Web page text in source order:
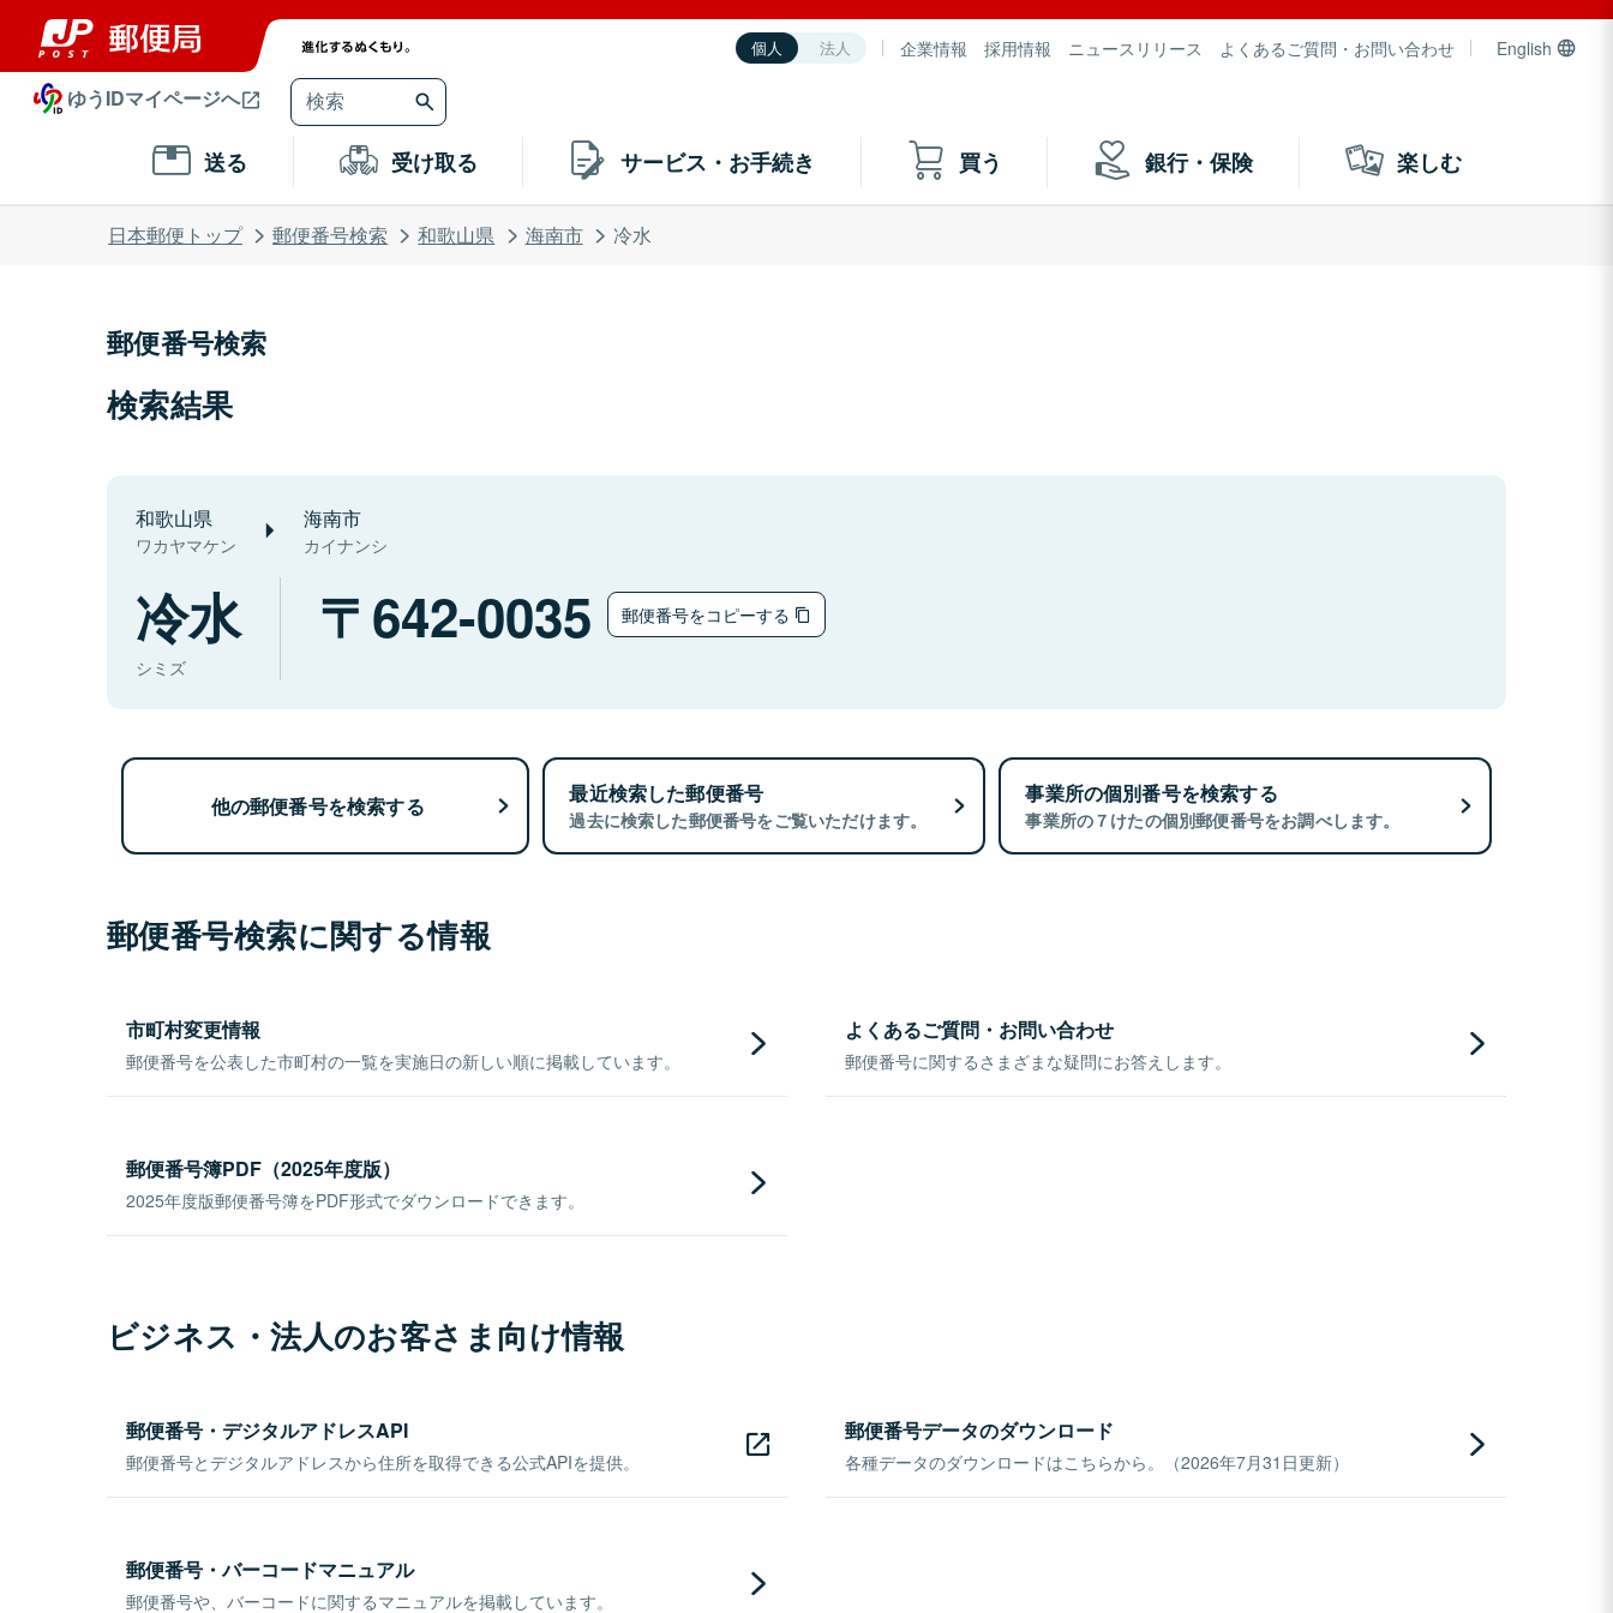
個人 法人 企業情報 採用情報 ニュースリリース よくあるご質問・お問い合わせ English
ゆうIDマイページへ
送る 受け取る サービス・お手続き 買う 銀行・保険 楽しむ
日本郵便トップ 郵便番号検索 和歌山県 海南市 冷水
郵便番号検索
検索結果
和歌山県
ワカヤマケン
海南市
カイナンシ
冷水
シミズ
642-0035 郵便番号をコピーする
他の郵便番号を検索する 最近検索した郵便番号
過去に検索した郵便番号をご覧いただけます。
事業所の個別番号を検索する
事業所の７けたの個別郵便番号をお調べします。
郵便番号検索に関する情報
市町村変更情報
郵便番号を公表した市町村の一覧を実施日の新しい順に掲載しています。
よくあるご質問・お問い合わせ
郵便番号に関するさまざまな疑問にお答えします。
郵便番号簿PDF（2025年度版）
2025年度版郵便番号簿をPDF形式でダウンロードできます。
ビジネス・法人のお客さま向け情報
郵便番号・デジタルアドレスAPI
郵便番号とデジタルアドレスから住所を取得できる公式APIを提供。
郵便番号データのダウンロード
各種データのダウンロードはこちらから。（2026年7月31日更新）
郵便番号・バーコードマニュアル
郵便番号や、バーコードに関するマニュアルを掲載しています。